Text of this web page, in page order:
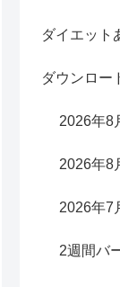
ダイエット
ダウンロー
2026年8
2026年8
2026年7
2週間バ